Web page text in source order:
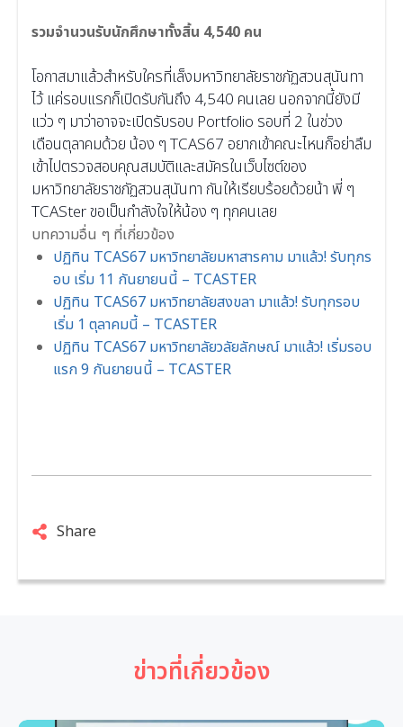
รวมจํานวนรับนักศึกษาทั้งสิ้น 4,540 คน
โอกาสมาแล้วสำหรับใครที่เล็งมหาวิทยาลัยราชภัฏสวนสุนันทา
ไว้ แค่รอบแรกก็เปิดรับกันถึง 4,540 คนเลย นอกจากนี้ยังมี
แว่ว ๆ มาว่าอาจจะเปิดรับรอบ Portfolio รอบที่ 2 ในช่วง
เดือนตุลาคมด้วย น้อง ๆ TCAS67 อยากเข้าคณะไหนก็อย่าลืม
เข้าไปตรวจสอบคุณสมบัติและสมัครในเว็บไซต์ของ
มหาวิทยาลัยราชภัฏสวนสุนันทา กันให้เรียบร้อยด้วยน้า พี่ ๆ
TCASter ขอเป็นกำลังใจให้น้อง ๆ ทุกคนเลย
บทความอื่น ๆ ที่เกี่ยวข้อง
ปฏิทิน TCAS67 มหาวิทยาลัยมหาสารคาม มาแล้ว! รับทุกร
อบ เริ่ม 11 กันยายนนี้ – TCASTER
ปฏิทิน TCAS67 มหาวิทยาลัยสงขลา มาแล้ว! รับทุกรอบ
เริ่ม 1 ตุลาคมนี้ – TCASTER
ปฏิทิน TCAS67 มหาวิทยาลัยวลัยลักษณ์ มาแล้ว! เริ่มรอบ
แรก 9 กันยายนนี้ – TCASTER
Share
ข่าวที่เกี่ยวข้อง